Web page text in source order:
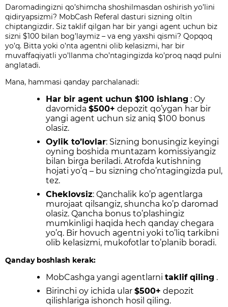
Daromadingizni qo’shimcha shoshilmasdan oshirish yo’lini
qidiryapsizmi? MobCash Referal dasturi sizning oltin
chiptangizdir. Siz taklif qilgan har bir yangi agent uchun biz
sizni $100 bilan bog’laymiz – va eng yaxshi qismi? Qopqoq
yo’q. Bitta yoki o’nta agentni olib kelasizmi, har bir
muvaffaqiyatli yo’llanma cho’ntagingizda ko’proq naqd pulni
anglatadi.
Mana, hammasi qanday parchalanadi:
Har bir agent uchun $100 ishlang : Oy
davomida $500+ depozit qo’ygan har bir
yangi agent uchun siz aniq $100 bonus
olasiz.
Oylik to’lovlar: Sizning bonusingiz keyingi
oyning boshida muntazam komissiyangiz
bilan birga beriladi. Atrofda kutishning
hojati yo’q – bu sizning cho’ntagingizda pul,
tez.
Cheklovsiz: Qanchalik ko’p agentlarga
murojaat qilsangiz, shuncha ko’p daromad
olasiz. Qancha bonus to’plashingiz
mumkinligi haqida hech qanday chegara
yo’q. Bir hovuch agentni yoki to’liq tarkibni
olib kelasizmi, mukofotlar to’planib boradi.
Qanday boshlash kerak:
MobCashga yangi agentlarni taklif qiling .
Birinchi oy ichida ular $500+ depozit
qilishlariga ishonch hosil qiling.